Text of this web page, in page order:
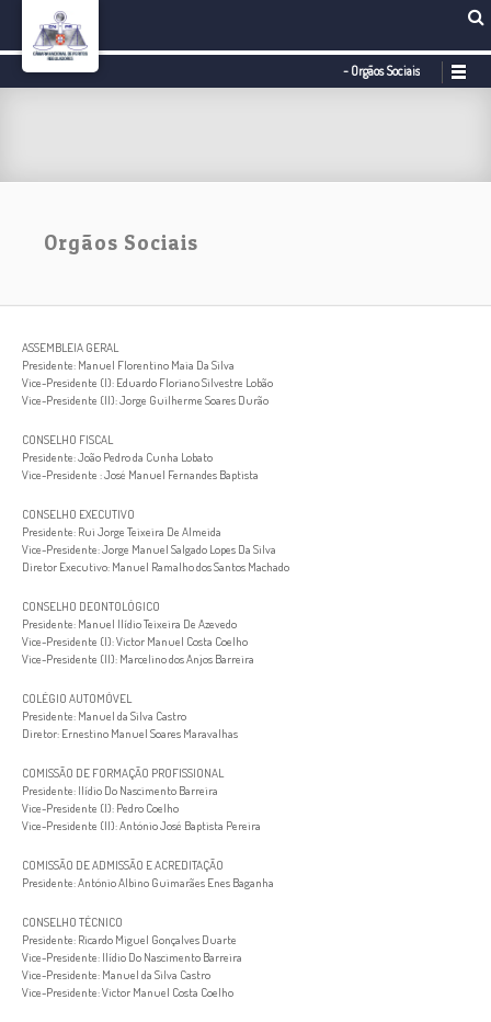
- Orgãos Sociais
Orgãos Sociais
ASSEMBLEIA GERAL
Presidente: Manuel Florentino Maia Da Silva
Vice-Presidente (I): Eduardo Floriano Silvestre Lobão
Vice-Presidente (II): Jorge Guilherme Soares Durão
CONSELHO FISCAL
Presidente: João Pedro da Cunha Lobato
Vice-Presidente : José Manuel Fernandes Baptista
CONSELHO EXECUTIVO
Presidente: Rui Jorge Teixeira De Almeida
Vice-Presidente: Jorge Manuel Salgado Lopes Da Silva
Diretor Executivo: Manuel Ramalho dos Santos Machado
CONSELHO DEONTOLÓGICO
Presidente: Manuel Ilídio Teixeira De Azevedo
Vice-Presidente (I): Victor Manuel Costa Coelho
Vice-Presidente (II): Marcelino dos Anjos Barreira
COLÉGIO AUTOMÓVEL
Presidente: Manuel da Silva Castro
Diretor: Ernestino Manuel Soares Maravalhas
COMISSÃO DE FORMAÇÃO PROFISSIONAL
Presidente: Ilídio Do Nascimento Barreira
Vice-Presidente (I): Pedro Coelho
Vice-Presidente (II): António José Baptista Pereira
COMISSÃO DE ADMISSÃO E ACREDITAÇÃO
Presidente: António Albino Guimarães Enes Baganha
CONSELHO TÉCNICO
Presidente: Ricardo Miguel Gonçalves Duarte
Vice-Presidente: Ilídio Do Nascimento Barreira
Vice-Presidente: Manuel da Silva Castro
Vice-Presidente: Victor Manuel Costa Coelho